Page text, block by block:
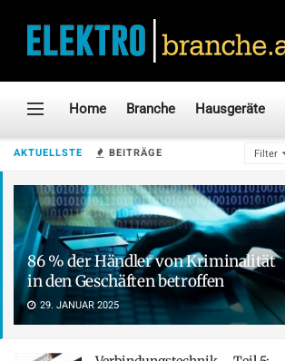
AKTUELLSTE BEITRÄGE Filter
86 % der Händler von Kriminalität
in den Geschäften betroffen
29. JANUAR 2025
Home Branche Hausgeräte